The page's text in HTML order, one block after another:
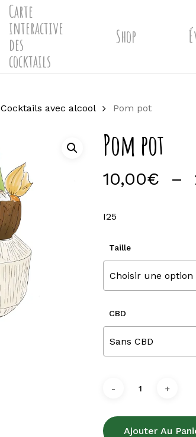
Carte
interactive
des
cocktails
Shop
Cocktails avec alcool Pom pot
Pom pot
10,00€ –
I25
Taille
Choisir une option
CBD
Sans CBD
Ajouter Au